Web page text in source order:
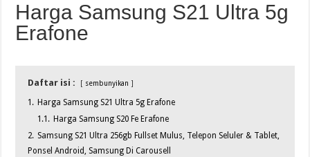
Harga Samsung S21 Ultra 5g
Erafone
Daftar isi : sembunyikan
1. Harga Samsung S21 Ultra 5g Erafone
1.1. Harga Samsung S20 Fe Erafone
2. Samsung S21 Ultra 256gb Fullset Mulus, Telepon Seluler & Tablet,
Ponsel Android, Samsung Di Carousell